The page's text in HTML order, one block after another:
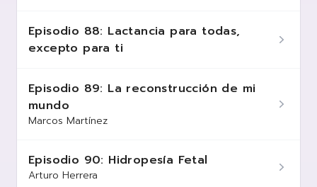
Episodio 88: Lactancia para todas,
excepto para ti
Episodio 89: La reconstrucción de mi
mundo
Marcos Martínez
Episodio 90: Hidropesía Fetal
Arturo Herrera